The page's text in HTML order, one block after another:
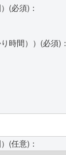
(必須)：
時間））(必須)：
(任意)：